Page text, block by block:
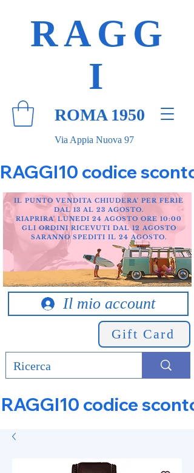
Via Appia Nuova 97
RAGG
I
ROMA 1950
RAGGI10 codice
Il mio account
Gift Card
IL PUNTO VENDITA CHIUDERA' PER FERIE
DAL 13 AL 23 AGOSTO.
RIAPRIRA' LUNEDI 24 AGOSTO ORE 10:00
GLI ORDINI RICEVUTI DAL 12 AGOSTO
SARANNO SPEDITI IL 24 AGOSTO.
RAGGI10 codice